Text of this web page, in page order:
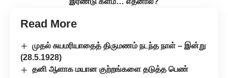
Read More
முதல் சுயமரியாதைத் திருமணம் நடந்த நாள் – இன்று
(28.5.1928)
தனி ஆளாக மயான குற்றங்களை தடுத்த பெண்